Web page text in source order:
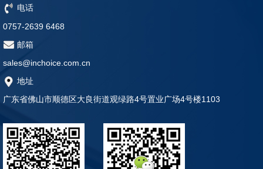
电话
0757-2639 6468
邮箱
sales@inchoice.com.cn
地址
广东省佛山市顺德区大良街道观绿路4号置业广场4号楼1103